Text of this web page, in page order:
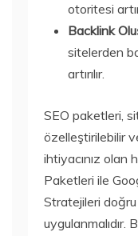
otoritesi
Backlink
sitelerden
artırılır.
SEO paketleri,
özelleştirilebilir
ihtiyacınız olan
Paketleri ile
Stratejileri